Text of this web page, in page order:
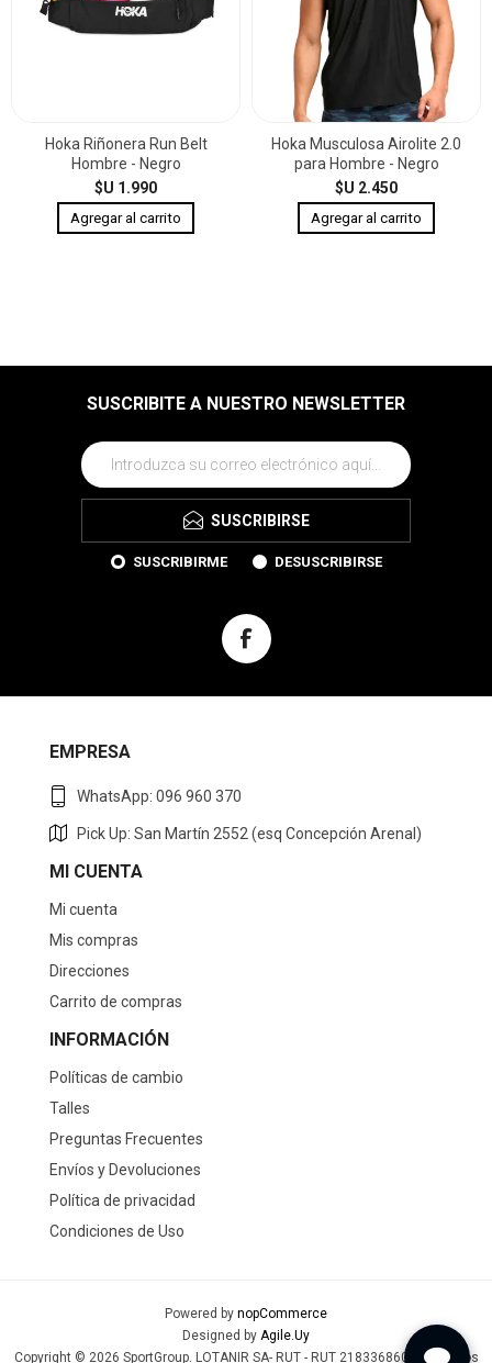
Hoka Riñonera Run Belt
Hombre - Negro
$U 1.990
Hoka Musculosa Airolite 2.0
para Hombre - Negro
$U 2.450
SUSCRIBITE A NUESTRO NEWSLETTER
SUSCRIBIRSE
SUSCRIBIRME DESUSCRIBIRSE
EMPRESA
WhatsApp: 096 960 370
Pick Up: San Martín 2552 (esq Concepción Arenal)
MI CUENTA
Mi cuenta
Mis compras
Direcciones
Carrito de compras
INFORMACIÓN
Políticas de cambio
Talles
Preguntas Frecuentes
Envíos y Devoluciones
Política de privacidad
Condiciones de Uso
Powered by nopCommerce
Designed by Agile.Uy
Copyright © 2026 SportGroup. LOTANIR SA- RUT - RUT 218336860019 - Todos